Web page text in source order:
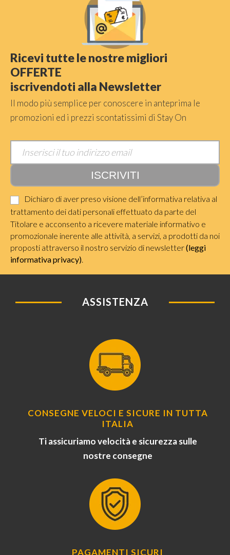
Ricevi tutte le nostre migliori
OFFERTE
iscrivendoti alla Newsletter
Il modo più semplice per conoscere in anteprima le
promozioni ed i prezzi scontatissimi di Stay On
Dichiaro di aver preso visione dell’informativa relativa al
trattamento dei dati personali effettuato da parte del
Titolare e acconsento a ricevere materiale informativo e
promozionale inerente alle attività, a servizi, a prodotti da noi
proposti attraverso il nostro servizio di newsletter(leggi
informativa privacy).
ASSISTENZA
CONSEGNE VELOCI E SICURE IN TUTTA
ITALIA
Ti assicuriamo velocità e sicurezza sulle
nostre consegne
PAGAMENTI SICURI